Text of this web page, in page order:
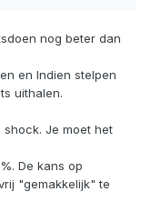
nog beter dan
en Indien stelpen
uithalen.
Je moet het
De kans op
"gemakkelijk" te